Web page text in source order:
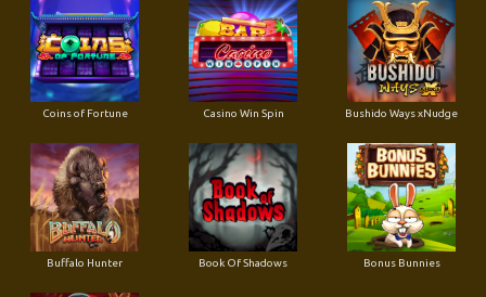
Coins of Fortune Casino Win Spin Bushido Ways xNudge
Buffalo Hunter Book Of Shadows Bonus Bunnies